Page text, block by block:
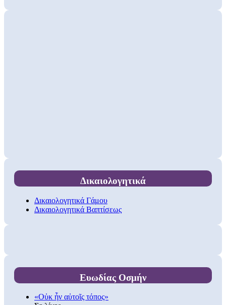
Δικαιολογητικά
Δικαιολογητικά Γάμου
Δικαιολογητικά Βαπτίσεως
Ευωδίας Οσμήν
«Οὐκ ἦν αὐτοῖς τόπος»